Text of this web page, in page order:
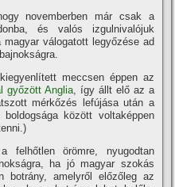
novemberben már csak a
és valós izgulnivalójuk
válogatott legyőzése ad
meccsen éppen az
győzött Anglia, í­gy állt elő az a
mérkőzés lefújása után a
között voltaképpen
felhőtlen örömre, nyugodtan
ha jó magyar szokás
botrány, amelyről előzőleg az